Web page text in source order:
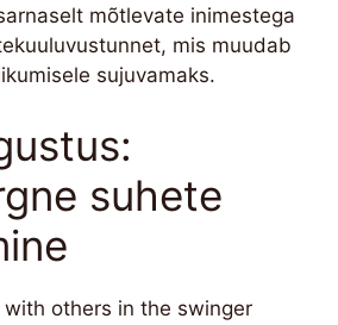
mõtlevate inimestega
mis muudab
sujuvamaks.
suhete
others in the swinger